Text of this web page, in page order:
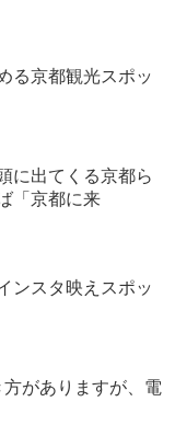
る京都観光スポッ
に出てくる京都ら
「京都に来
ンスタ映えスポッ
がありますが、電